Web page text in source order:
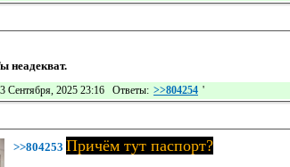
неадекват.
Сентября, 2025 23:16 Ответы: >>804254 '
>>804253 Причём тут паспорт?